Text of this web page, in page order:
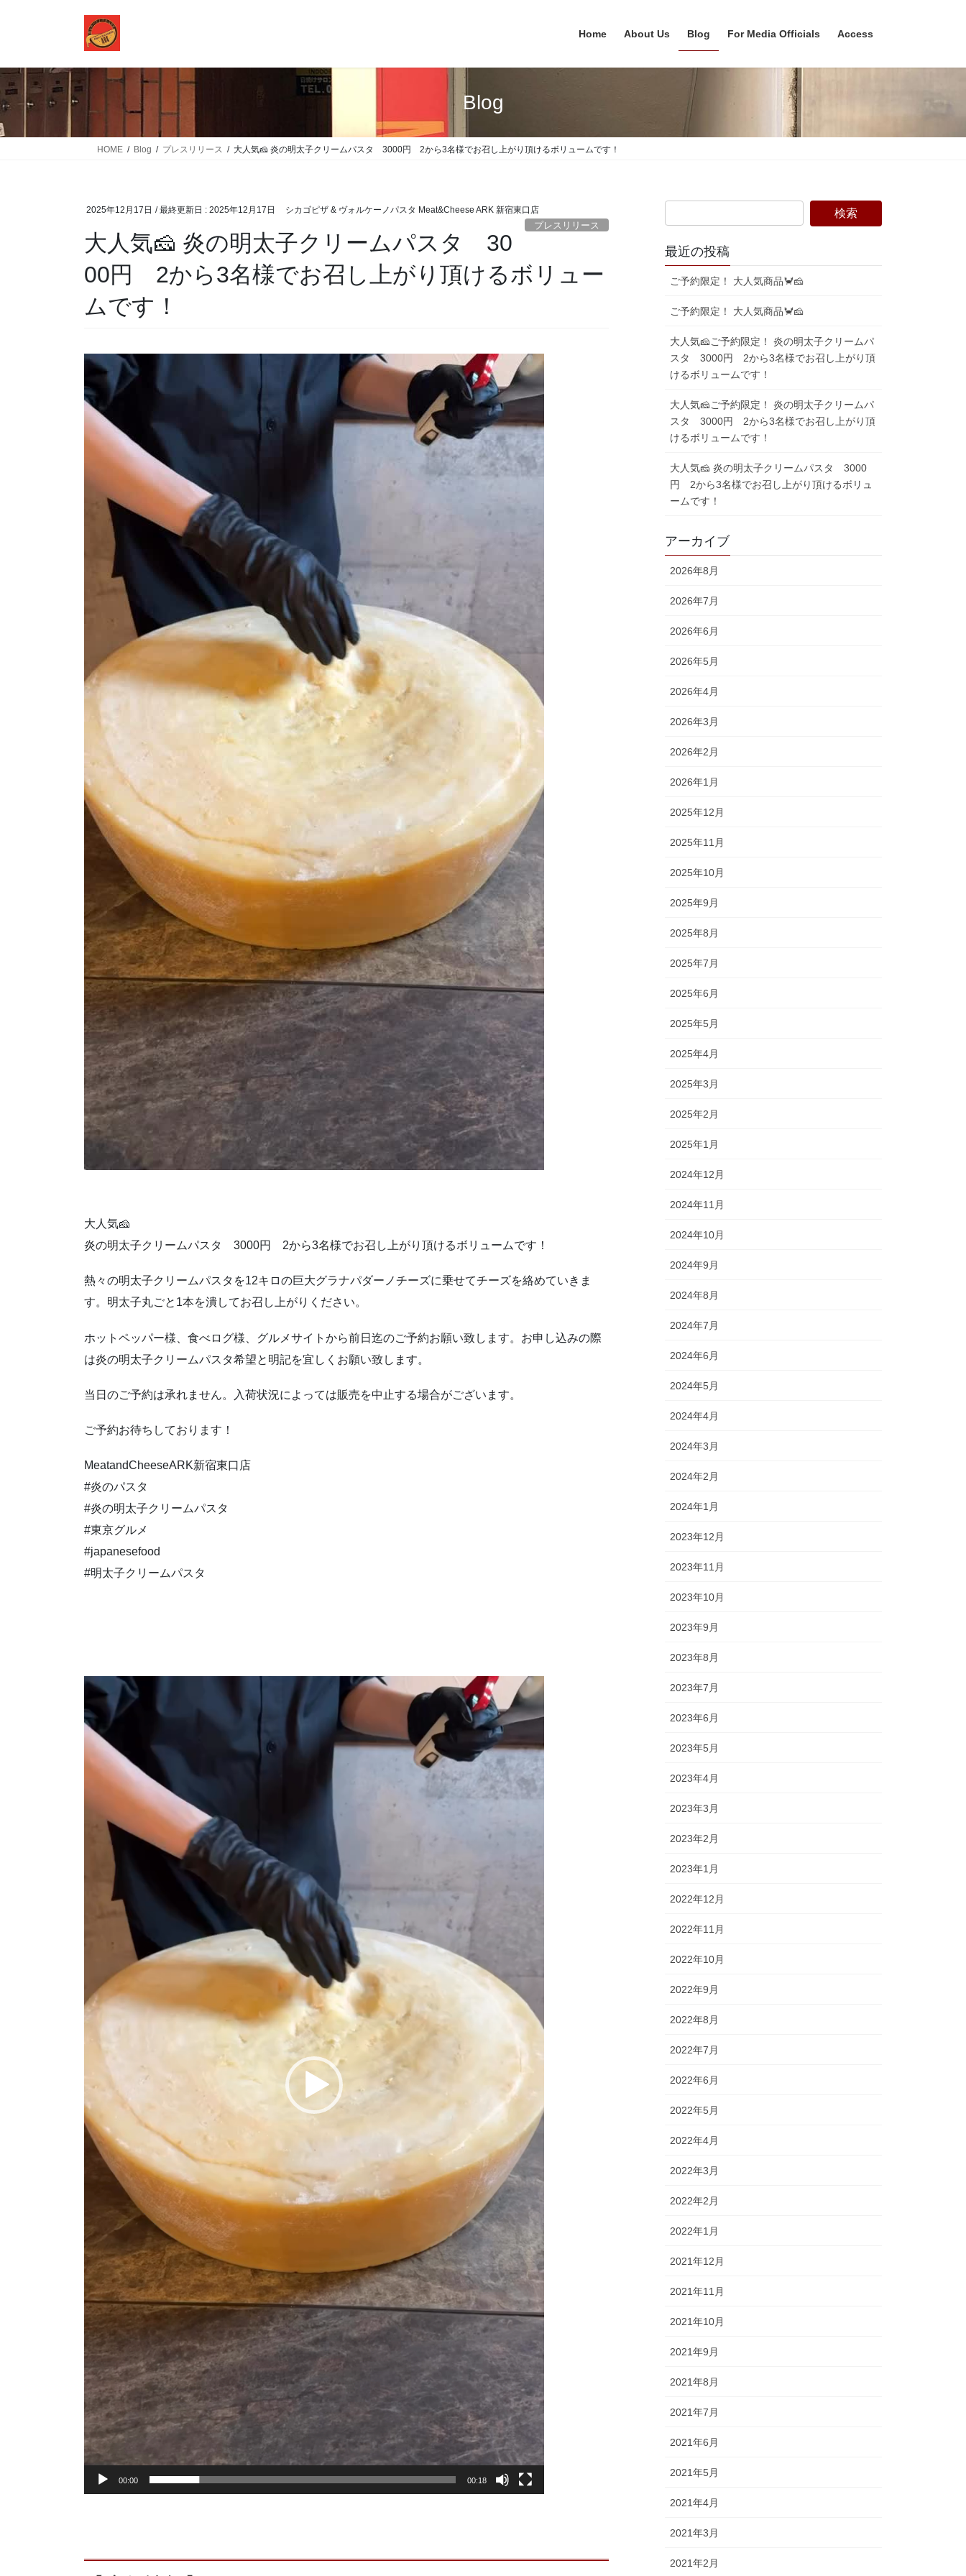
ツ
に
移
動
シ
ョ
ン
に
Home About Us Blog For Media Officials Access
Blog
HOME Blog プレスリリース 大人気🧀 炎の明太子クリームパスタ 3000円 2から3名様でお召し上がり頂けるボリュームです！
2025年12月17日 / 最終更新日 : 2025年12月17日 シカゴピザ & ヴォルケーノパスタ Meat&Cheese ARK 新宿東口店
プレスリリース
大人気🧀 炎の明太子クリームパスタ 30
00円 2から3名様でお召し上がり頂けるボリュー
ムです！
大人気🧀
炎の明太子クリームパスタ 3000円 2から3名様でお召し上がり頂けるボリュームです！
熱々の明太子クリームパスタを12キロの巨大グラナパダーノチーズに乗せてチーズを絡めていきま
す。明太子丸ごと1本を潰してお召し上がりください。
ホットペッパー様、食べログ様、グルメサイトから前日迄のご予約お願い致します。お申し込みの際
は炎の明太子クリームパスタ希望と明記を宜しくお願い致します。
当日のご予約は承れません。入荷状況によっては販売を中止する場合がございます。
ご予約お待ちしております！
MeatandCheeseARK新宿東口店
#炎のパスタ
#炎の明太子クリームパスタ
#東京グルメ
#japanesefood
#明太子クリームパスタ
動
プ
レ
ー
ヤ
00:00 00:18
最近の投稿
ご予約限定！ 大人気商品🦀🧀
ご予約限定！ 大人気商品🦀🧀
大人気🧀ご予約限定！ 炎の明太子クリームパ
スタ 3000円 2から3名様でお召し上がり頂
けるボリュームです！
大人気🧀ご予約限定！ 炎の明太子クリームパ
スタ 3000円 2から3名様でお召し上がり頂
けるボリュームです！
大人気🧀 炎の明太子クリームパスタ 3000
円 2から3名様でお召し上がり頂けるボリュ
ームです！
アーカイブ
2026年8月
2026年7月
2026年6月
2026年5月
2026年4月
2026年3月
2026年2月
2026年1月
2025年12月
2025年11月
2025年10月
2025年9月
2025年8月
2025年7月
2025年6月
2025年5月
2025年4月
2025年3月
2025年2月
2025年1月
2024年12月
2024年11月
2024年10月
2024年9月
2024年8月
2024年7月
2024年6月
2024年5月
2024年4月
2024年3月
2024年2月
2024年1月
2023年12月
2023年11月
2023年10月
2023年9月
2023年8月
2023年7月
2023年6月
2023年5月
2023年4月
2023年3月
2023年2月
2023年1月
2022年12月
2022年11月
2022年10月
2022年9月
2022年8月
2022年7月
2022年6月
2022年5月
2022年4月
2022年3月
2022年2月
2022年1月
2021年12月
2021年11月
2021年10月
2021年9月
2021年8月
2021年7月
2021年6月
2021年5月
2021年4月
2021年3月
2021年2月